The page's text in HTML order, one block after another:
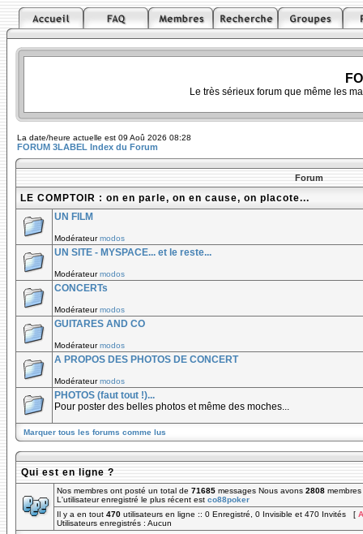
Le très sérieux forum que même les
La date/heure actuelle est 09 Aoû 2026 08:28
FORUM 3LABEL Index du Forum
Forum
LE COMPTOIR : on en parle, on en cause, on placote...
UN FILM
Modérateurmodos
UN SITE - MYSPACE... et le reste...
Modérateurmodos
CONCERTs
Modérateurmodos
GUITARES AND CO
Modérateurmodos
A PROPOS DES PHOTOS DE CONCERT
Modérateurmodos
PHOTOS (faut tout !)...
Pour poster des belles photos et même des moches...
Marquer tous les forums comme lus
Qui est en ligne ?
Nos membres ont posté un total de 71685 messages Nous avons 2808
L'utilisateur enregistré le plus récent est co88poker
Il y a en tout 470 utilisateurs en ligne :: 0 Enregistré, 0 Invisible et 470 Invités [
Utilisateurs enregistrés : Aucun